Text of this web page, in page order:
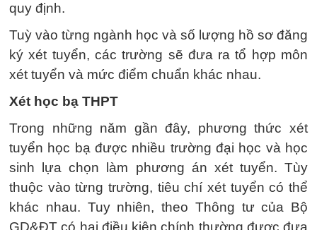
quy định.
Tuỳ vào từng ngành học và số lượng hồ sơ đăng
ký xét tuyển, các trường sẽ đưa ra tổ hợp môn
xét tuyển và mức điểm chuẩn khác nhau.
Xét học bạ THPT
Trong những năm gần đây, phương thức xét
tuyển học bạ được nhiều trường đại học và học
sinh lựa chọn làm phương án xét tuyển. Tùy
thuộc vào từng trường, tiêu chí xét tuyển có thể
khác nhau. Tuy nhiên, theo Thông tư của Bộ
GD&ĐT có hai điều kiện chính thường được đưa